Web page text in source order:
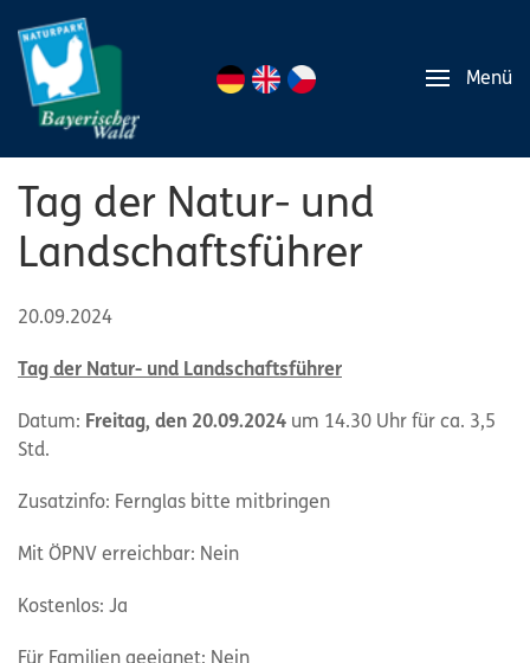
Menü
Tag der Natur- und
Landschaftsführer
20.09.2024
Tag der Natur- und Landschaftsführer
Datum: Freitag, den 20.09.2024 um 14.30 Uhr für ca. 3,5
Std.
Zusatzinfo: Fernglas bitte mitbringen
Mit ÖPNV erreichbar: Nein
Kostenlos: Ja